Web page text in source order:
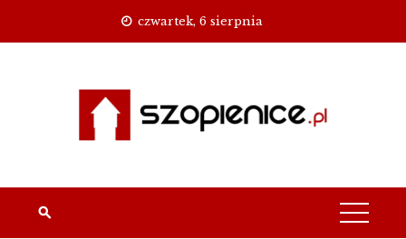
czwartek, 6 sierpnia